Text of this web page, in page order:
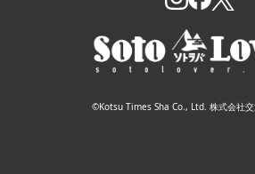
©Kotsu Times Sha Co., Ltd. 株式会社